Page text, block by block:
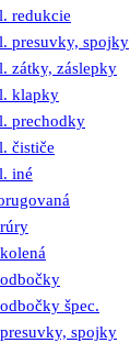
redukcie
presuvky, spojky
zátky, záslepky
klapky
prechodky
čističe
iné
špec.
spojky